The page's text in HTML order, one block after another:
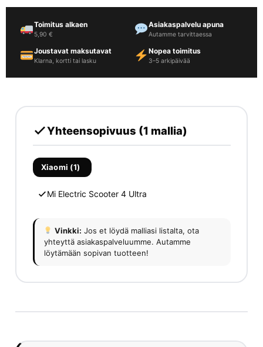
Toimitus alkaen
5,90 €
Asiakaspalvelu apuna
Autamme tarvittaessa
Joustavat maksutavat
Klarna, kortti tai lasku
Nopea toimitus
3–5 arkipäivää
Yhteensopivuus (1 mallia)
Xiaomi (1)
Mi Electric Scooter 4 Ultra
Vinkki: Jos et löydä malliasi listalta, ota
yhteyttä asiakaspalveluumme. Autamme
löytämään sopivan tuotteen!